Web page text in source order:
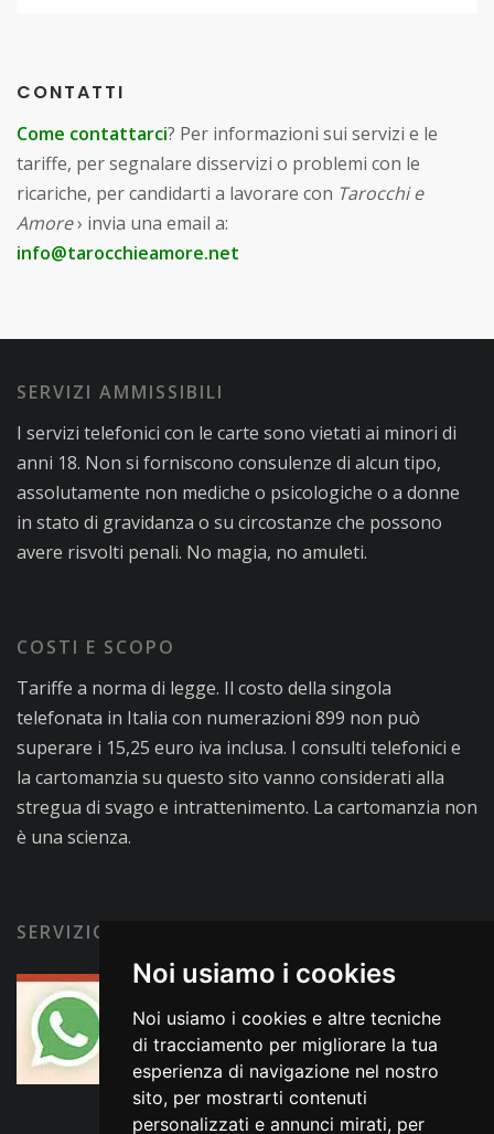
Noi usiamo i cookies
Noi usiamo i cookies e altre tecniche
di tracciamento per migliorare la tua
esperienza di navigazione nel nostro
sito, per mostrarti contenuti
personalizzati e annunci mirati, per
CONTATTI
Come contattarci? Per informazioni sui servizi e le
tariffe, per segnalare disservizi o problemi con le
ricariche, per candidarti a lavorare con Tarocchi e
Amore› invia una email a:
info@tarocchieamore.net
SERVIZI AMMISSIBILI
I servizi telefonici con le carte sono vietati ai minori di
anni 18. Non si forniscono consulenze di alcun tipo,
assolutamente non mediche o psicologiche o a donne
in stato di gravidanza o su circostanze che possono
avere risvolti penali. No magia, no amuleti.
COSTI E SCOPO
Tariffe a norma di legge. Il costo della singola
telefonata in Italia con numerazioni 899 non può
superare i 15,25 euro iva inclusa. I consulti telefonici e
la cartomanzia su questo sito vanno considerati alla
stregua di svago e intrattenimento. La cartomanzia non
è una scienza.
SERVIZIO CLIENTI